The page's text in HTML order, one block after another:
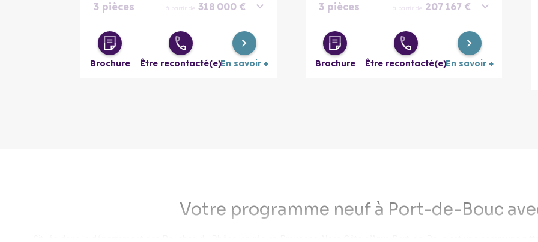
3 pièces à partir de 318 000 €
4 pièces à partir de 665 000 €
Brochure Être recontacté(e)En savoir +
3 pièces à partir de 207 167 €
4 pièces à partir de 256 668 €
Brochure Être recontacté(e)En savoir +
Votre programme neuf à Port-de-Bouc